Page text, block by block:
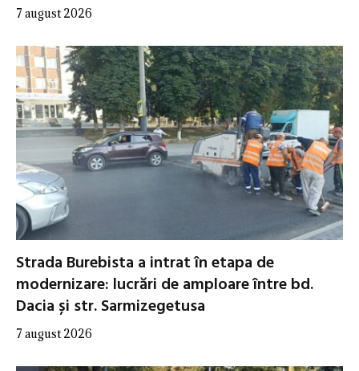
7 august 2026
Strada Burebista a intrat în etapa de
modernizare: lucrări de amploare între bd.
Dacia și str. Sarmizegetusa
7 august 2026